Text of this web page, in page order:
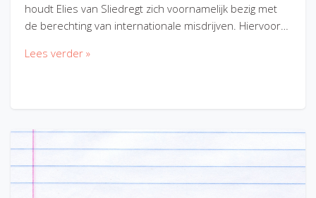
houdt Elies van Sliedregt zich voornamelijk bezig met
de berechting van internationale misdrijven. Hiervoor…
Lees verder »